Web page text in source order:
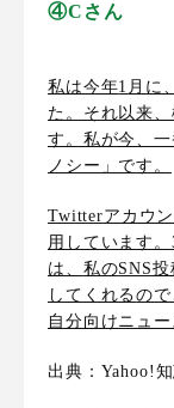
④Cさん
私は今年1 月に
た。それ以来
す。私が今、
ノシー」です。
Twitterアカウ
用しています。
は、 私のSNS投
してくれるので
自分向けニュ
出典：Yahoo!